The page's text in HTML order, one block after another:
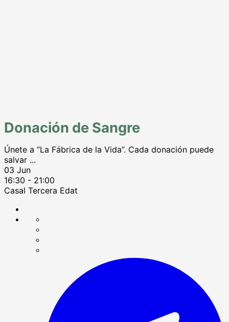
Donación de Sangre
Únete a “La Fábrica de la Vida”. Cada donación puede
salvar ...
03 Jun
16:30 - 21:00
Casal Tercera Edat